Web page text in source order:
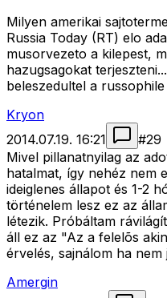
Milyen amerikai
Russia Today (RT) elo
musorvezeto a kilepest,
hazugsagokat
beleszedultel a
Kryon
2014.07.19. 16:21
#29
Mivel pillanatnyilag az
hatalmat, így nehéz nem
ideiglenes állapot és 1-2
történelem lesz ez az
létezik. Próbáltam
áll ez az "Az a felelõs
érvelés, sajnálom ha nem
Amergin